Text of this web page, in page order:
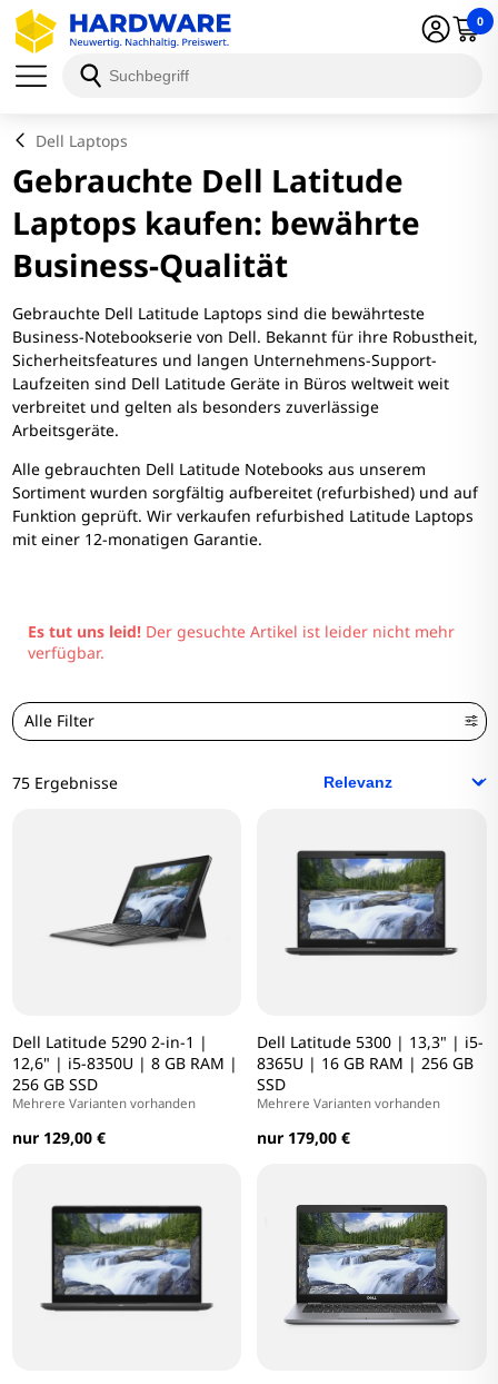
0
Dell Laptops
Gebrauchte Dell Latitude
Laptops kaufen: bewährte
Business-Qualität
Gebrauchte Dell Latitude Laptops sind die bewährteste
Business-Notebookserie von Dell. Bekannt für ihre Robustheit,
Sicherheitsfeatures und langen Unternehmens-Support-
Laufzeiten sind Dell Latitude Geräte in Büros weltweit weit
verbreitet und gelten als besonders zuverlässige
Arbeitsgeräte.
Alle gebrauchten Dell Latitude Notebooks aus unserem
Sortiment wurden sorgfältig aufbereitet (refurbished) und auf
Funktion geprüft. Wir verkaufen refurbished Latitude Laptops
mit einer 12-monatigen Garantie.
Es tut uns leid!Der gesuchte Artikel ist leider nicht mehr
verfügbar.
Alle Filter
75 Ergebnisse
Dell Latitude 5290 2-in-1 |
12,6" | i5-8350U | 8 GB RAM |
256 GB SSD
Mehrere Varianten vorhanden
nur 129,00 €
Dell Latitude 5300 | 13,3" | i5-
8365U | 16 GB RAM | 256 GB
SSD
Mehrere Varianten vorhanden
nur 179,00 €